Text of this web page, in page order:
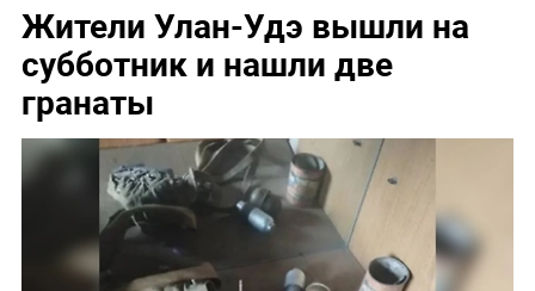
Жители Улан-Удэ вышли на
субботник и нашли две
гранаты